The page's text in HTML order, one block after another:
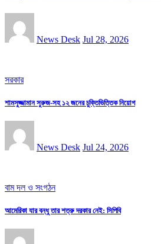
News Desk Jul 28, 2026
সরকার
শামসুজ্জামান সুরুজ-সহ ১২ জনের চুক্তিভিত্তিক নিয়োগ
News Desk Jul 24, 2026
বাম দল ও সংগঠন
আমেরিকা যার বন্ধু তার শত্রু দরকার নেই: সিপিবি